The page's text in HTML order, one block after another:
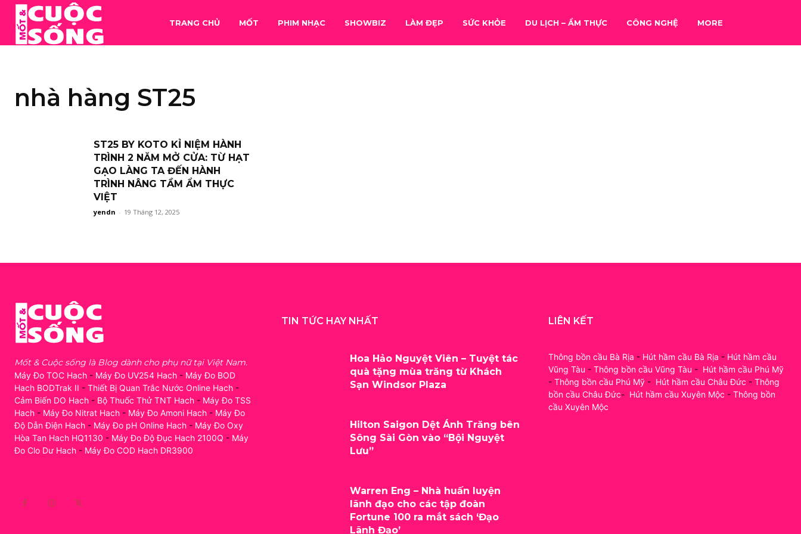
TRANG CHỦ MỐT PHIM NHẠC SHOWBIZ LÀM ĐẸP SỨC KHỎE DU LỊCH – ẨM THỰC CÔNG NGHỆ MORE
nhà hàng ST25
ST25 BY KOTO KỈ NIỆM HÀNH
TRÌNH 2 NĂM MỞ CỬA: TỪ HẠT
GẠO LÀNG TA ĐẾN HÀNH
TRÌNH NÂNG TẦM ẨM THỰC
VIỆT
yendn - 19 Tháng 12, 2025
Mốt & Cuộc sống là Blog dành cho phụ nữ tại Việt Nam.
Máy Đo TOC Hach - Máy Đo UV254 Hach - Máy Đo BOD
Hach BODTrak II - Thiết Bị Quan Trắc Nước Online Hach -
Cảm Biến DO Hach - Bộ Thuốc Thử TNT Hach - Máy Đo TSS
Hach - Máy Đo Nitrat Hach - Máy Đo Amoni Hach - Máy Đo
Độ Dẫn Điện Hach - Máy Đo pH Online Hach - Máy Đo Oxy
Hòa Tan Hach HQ1130 - Máy Đo Độ Đục Hach 2100Q - Máy
Đo Clo Dư Hach - Máy Đo COD Hach DR3900
TIN TỨC HAY NHẤT
Hoa Hảo Nguyệt Viên – Tuyệt tác
quà tặng mùa trăng từ Khách
Sạn Windsor Plaza
Hilton Saigon Dệt Ánh Trăng bên
Sông Sài Gòn vào “Bội Nguyệt
Lưu”
Warren Eng – Nhà huấn luyện
lãnh đạo cho các tập đoàn
Fortune 100 ra mắt sách ‘Đạo
Lãnh Đạo’
LIÊN KẾT
Thông bồn cầu Bà Rịa - Hút hầm cầu Bà Rịa - Hút hầm cầu
Vũng Tàu - Thông bồn cầu Vũng Tàu - Hút hầm cầu Phú Mỹ
- Thông bồn cầu Phú Mỹ - Hút hầm cầu Châu Đức - Thông
bồn cầu Châu Đức- Hút hầm cầu Xuyên Mộc - Thông bồn
cầu Xuyên Mộc